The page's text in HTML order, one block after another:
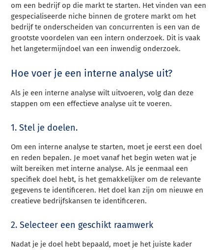
om een bedrijf op die markt te starten. Het vinden van een
gespecialiseerde niche binnen de grotere markt om het
bedrijf te onderscheiden van concurrenten is een van de
grootste voordelen van een intern onderzoek. Dit is vaak
het langetermijndoel van een inwendig onderzoek.
Hoe voer je een interne analyse uit?
Als je een interne analyse wilt uitvoeren, volg dan deze
stappen om een effectieve analyse uit te voeren.
1. Stel je doelen.
Om een interne analyse te starten, moet je eerst een doel
en reden bepalen. Je moet vanaf het begin weten wat je
wilt bereiken met interne analyse. Als je eenmaal een
specifiek doel hebt, is het gemakkelijker om de relevante
gegevens te identificeren. Het doel kan zijn om nieuwe en
creatieve bedrijfskansen te identificeren.
2. Selecteer een geschikt raamwerk
Nadat je je doel hebt bepaald, moet je het juiste kader